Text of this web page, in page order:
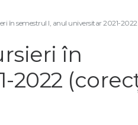
în semestrul I, anul universitar 2021-2022
în
2022